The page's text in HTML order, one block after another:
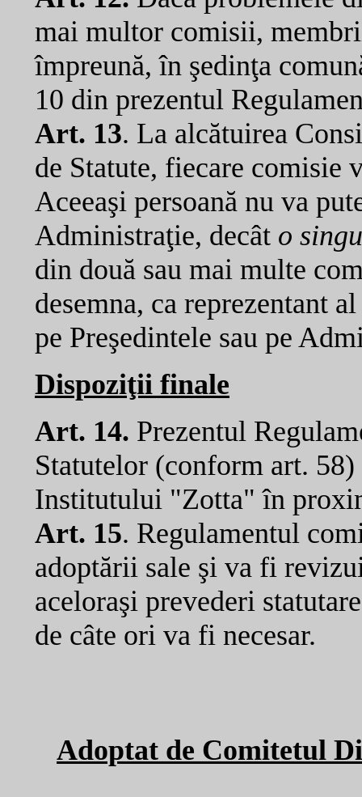
mai multor comisii,
împreună, în şedinţa
10 din prezentul
Art. 13. La alcătuirea
de Statute, fiecare comisie
Aceeaşi persoană nu va
Administraţie, decât o
din două sau mai multe
desemna, ca reprezentant
pe Preşedintele sau pe
Dispoziţii finale
Art. 14. Prezentul
Statutelor (conform art.
Institutului "Zotta" în
Art. 15. Regulamentul
adoptării sale şi va fi
aceloraşi prevederi
de câte ori va fi necesar.
Adoptat de Comitetul